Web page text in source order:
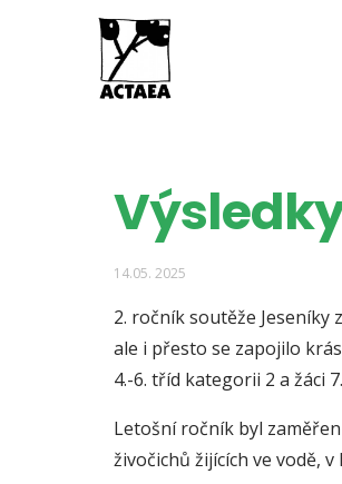
14.05. 2025
2. ročník soutěže Jeseníky
ale i přesto se zapojilo
4.-6. tříd kategorii 2 a žáci
Letošní ročník byl
živočichů žijících ve vodě,